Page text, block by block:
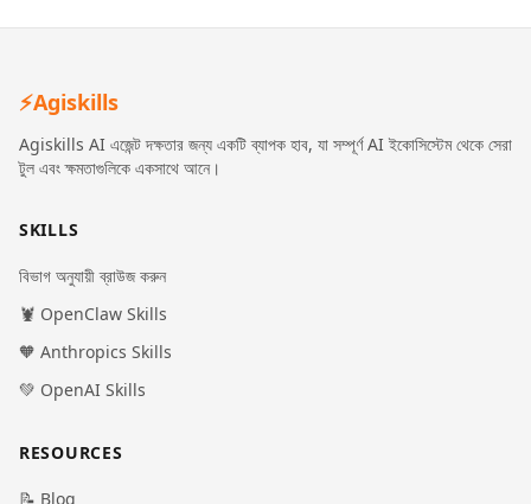
⚡Agiskills
Agiskills AI এজেন্ট দক্ষতার জন্য একটি ব্যাপক হাব, যা সম্পূর্ণ AI ইকোসিস্টেম থেকে সেরা
টুল এবং ক্ষমতাগুলিকে একসাথে আনে।
SKILLS
বিভাগ অনুযায়ী ব্রাউজ করুন
🦞 OpenClaw Skills
🧡 Anthropics Skills
💚 OpenAI Skills
RESOURCES
📝 Blog